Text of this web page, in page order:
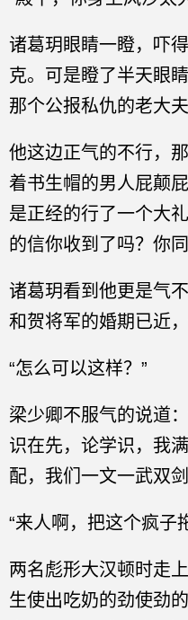
诸葛玥眼睛一瞪，吓
克。可是瞪了半天眼
那个公报私仇的老大
他这边正气的不行，
着书生帽的男人屁颠
是正经的行了一个大
的信你收到了吗？你
诸葛玥看到他更是气
和贺将军的婚期已近
“怎么可以这样？”
梁少卿不服气的说道
识在先，论学识，我
配，我们一文一武双
“来人啊，把这个疯子
两名彪形大汉顿时走
生使出吃奶的劲使劲